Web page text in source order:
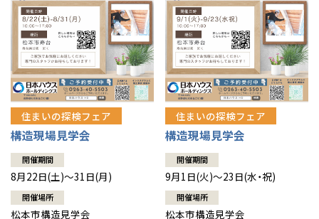
住まいの探検フェア
構造現場見学会
開催期間
8月22日(土)～31日(月)
開催場所
松本市構造見学会
住まいの探検フェア
構造現場見学会
開催期間
9月1日(火)～23日(水・祝)
開催場所
松本市構造見学会